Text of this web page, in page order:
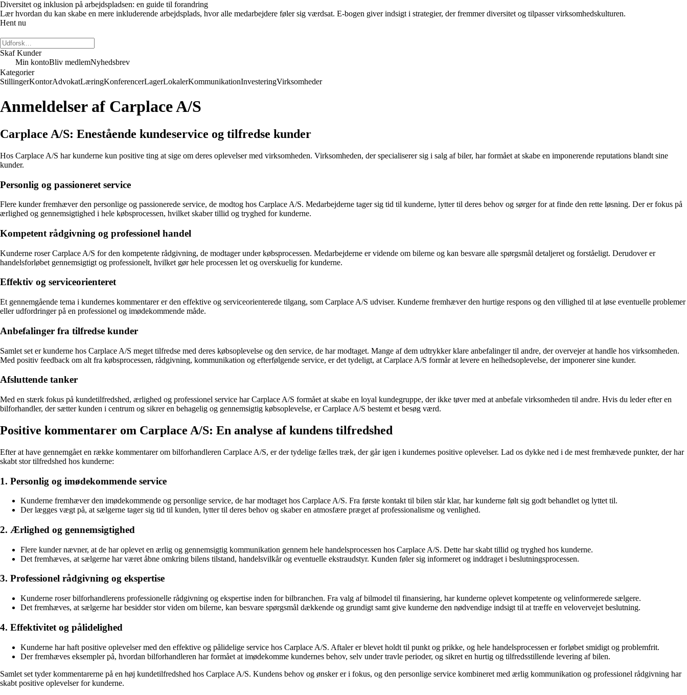
Diversitet og inklusion på arbejdspladsen: en guide til forandring
Lær hvordan du kan skabe en mere inkluderende arbejdsplads, hvor alle medarbejdere føler sig værdsat. E-bogen giver indsigt i strategier, der fremmer diversitet og tilpasser virksomhedskulturen.
Hent nu
Skaf Kunder
Min kontoBliv medlemNyhedsbrev
Kategorier
StillingerKontorAdvokatLæringKonferencerLagerLokalerKommunikationInvesteringVirksomheder
Anmeldelser af Carplace A/S
Carplace A/S: Enestående kundeservice og tilfredse kunder
Hos Carplace A/S har kunderne kun positive ting at sige om deres oplevelser med virksomheden. Virksomheden, der specialiserer sig i salg af biler, har formået at skabe en imponerende reputations blandt sine
kunder.
Personlig og passioneret service
Flere kunder fremhæver den personlige og passionerede service, de modtog hos Carplace A/S. Medarbejderne tager sig tid til kunderne, lytter til deres behov og sørger for at finde den rette løsning. Der er fokus på
ærlighed og gennemsigtighed i hele købsprocessen, hvilket skaber tillid og tryghed for kunderne.
Kompetent rådgivning og professionel handel
Kunderne roser Carplace A/S for den kompetente rådgivning, de modtager under købsprocessen. Medarbejderne er vidende om bilerne og kan besvare alle spørgsmål detaljeret og forståeligt. Derudover er
handelsforløbet gennemsigtigt og professionelt, hvilket gør hele processen let og overskuelig for kunderne.
Effektiv og serviceorienteret
Et gennemgående tema i kundernes kommentarer er den effektive og serviceorienterede tilgang, som Carplace A/S udviser. Kunderne fremhæver den hurtige respons og den villighed til at løse eventuelle problemer
eller udfordringer på en professionel og imødekommende måde.
Anbefalinger fra tilfredse kunder
Samlet set er kunderne hos Carplace A/S meget tilfredse med deres købsoplevelse og den service, de har modtaget. Mange af dem udtrykker klare anbefalinger til andre, der overvejer at handle hos virksomheden.
Med positiv feedback om alt fra købsprocessen, rådgivning, kommunikation og efterfølgende service, er det tydeligt, at Carplace A/S formår at levere en helhedsoplevelse, der imponerer sine kunder.
Afsluttende tanker
Med en stærk fokus på kundetilfredshed, ærlighed og professionel service har Carplace A/S formået at skabe en loyal kundegruppe, der ikke tøver med at anbefale virksomheden til andre. Hvis du leder efter en
bilforhandler, der sætter kunden i centrum og sikrer en behagelig og gennemsigtig købsoplevelse, er Carplace A/S bestemt et besøg værd.
Positive kommentarer om Carplace A/S: En analyse af kundens tilfredshed
Efter at have gennemgået en række kommentarer om bilforhandleren Carplace A/S, er der tydelige fælles træk, der går igen i kundernes positive oplevelser. Lad os dykke ned i de mest fremhævede punkter, der har
skabt stor tilfredshed hos kunderne:
1. Personlig og imødekommende service
Kunderne fremhæver den imødekommende og personlige service, de har modtaget hos Carplace A/S. Fra første kontakt til bilen står klar, har kunderne følt sig godt behandlet og lyttet til.
Der lægges vægt på, at sælgerne tager sig tid til kunden, lytter til deres behov og skaber en atmosfære præget af professionalisme og venlighed.
2. Ærlighed og gennemsigtighed
Flere kunder nævner, at de har oplevet en ærlig og gennemsigtig kommunikation gennem hele handelsprocessen hos Carplace A/S. Dette har skabt tillid og tryghed hos kunderne.
Det fremhæves, at sælgerne har været åbne omkring bilens tilstand, handelsvilkår og eventuelle ekstraudstyr. Kunden føler sig informeret og inddraget i beslutningsprocessen.
3. Professionel rådgivning og ekspertise
Kunderne roser bilforhandlerens professionelle rådgivning og ekspertise inden for bilbranchen. Fra valg af bilmodel til finansiering, har kunderne oplevet kompetente og velinformerede sælgere.
Det fremhæves, at sælgerne har besidder stor viden om bilerne, kan besvare spørgsmål dækkende og grundigt samt give kunderne den nødvendige indsigt til at træffe en velovervejet beslutning.
4. Effektivitet og pålidelighed
Kunderne har haft positive oplevelser med den effektive og pålidelige service hos Carplace A/S. Aftaler er blevet holdt til punkt og prikke, og hele handelsprocessen er forløbet smidigt og problemfrit.
Der fremhæves eksempler på, hvordan bilforhandleren har formået at imødekomme kundernes behov, selv under travle perioder, og sikret en hurtig og tilfredsstillende levering af bilen.
Samlet set tyder kommentarerne på en høj kundetilfredshed hos Carplace A/S. Kundens behov og ønsker er i fokus, og den personlige service kombineret med ærlig kommunikation og professionel rådgivning har
skabt positive oplevelser for kunderne.